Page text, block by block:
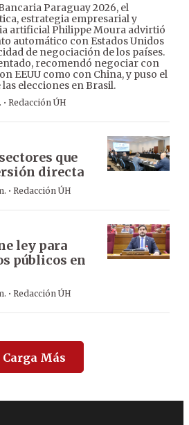
Paraguay 2026, el
estrategia empresarial y
artificial Philippe Moura advirtió
automático con Estados Unidos
de negociación de los países.
recomendó negociar con
EEUU como con China, y puso el
elecciones en Brasil.
· Redacción ÚH
que
directa
· Redacción ÚH
ley para
públicos en
· Redacción ÚH
Carga Más